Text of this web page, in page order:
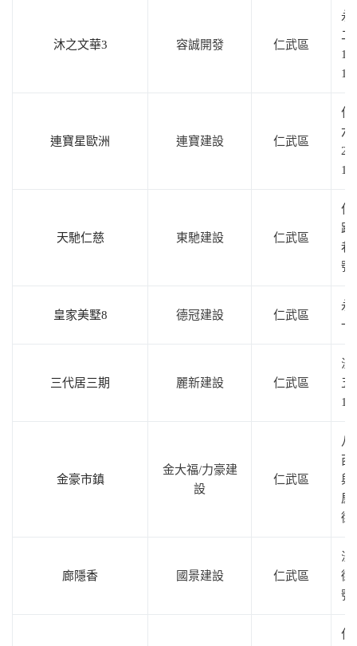
沐之文華3 容誠開發 仁武區
永
二
10
連寶星歐洲 連寶建設 仁武區
仁
六
25
12
天馳仁慈 東馳建設 仁武區
仁
路
巷
號
皇家美墅8 德冠建設 仁武區
永
一
三代居三期 麗新建設 仁武區
澄
五
16
金豪市鎮
金大福/力豪建
設
仁武區
八
西
與
屋
街
廊隱香 國景建設 仁武區
澄
街
號
仁